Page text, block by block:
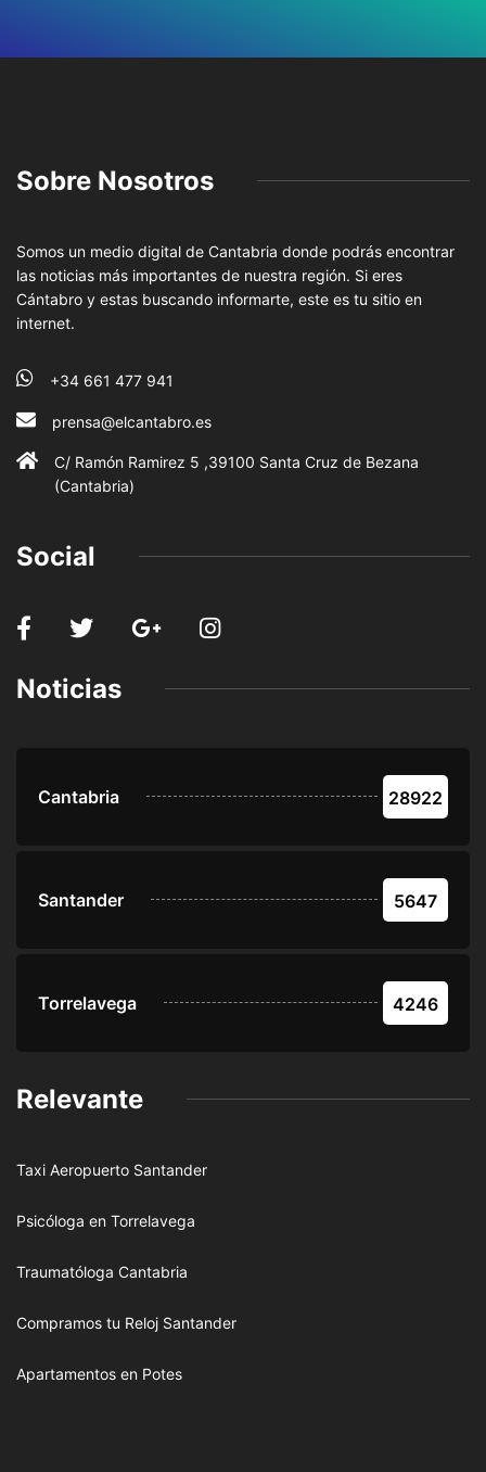
Sobre Nosotros
Somos un medio digital de Cantabria donde podrás encontrar
las noticias más importantes de nuestra región. Si eres
Cántabro y estas buscando informarte, este es tu sitio en
internet.
+34 661 477 941
prensa@elcantabro.es
C/ Ramón Ramirez 5 ,39100 Santa Cruz de Bezana
(Cantabria)
Social
Noticias
Cantabria 28922
Santander 5647
Torrelavega 4246
Relevante
Taxi Aeropuerto Santander
Psicóloga en Torrelavega
Traumatóloga Cantabria
Compramos tu Reloj Santander
Apartamentos en Potes